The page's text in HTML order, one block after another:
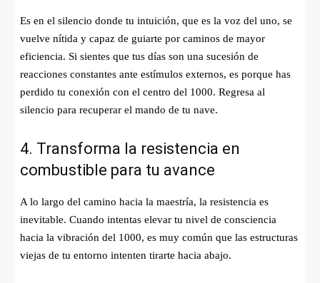
Es en el silencio donde tu intuición, que es la voz del uno, se
vuelve nítida y capaz de guiarte por caminos de mayor
eficiencia. Si sientes que tus días son una sucesión de
reacciones constantes ante estímulos externos, es porque has
perdido tu conexión con el centro del 1000. Regresa al
silencio para recuperar el mando de tu nave.
4. Transforma la resistencia en
combustible para tu avance
A lo largo del camino hacia la maestría, la resistencia es
inevitable. Cuando intentas elevar tu nivel de consciencia
hacia la vibración del 1000, es muy común que las estructuras
viejas de tu entorno intenten tirarte hacia abajo.